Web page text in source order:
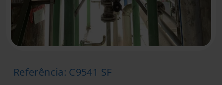
Referência: C9541 SF